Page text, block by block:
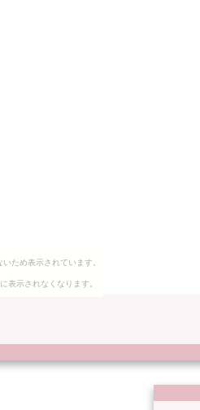
ため表示されています。
表示されなくなります。